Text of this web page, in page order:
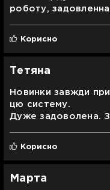
роботу,
Корисно
Тетяна
Новинки завжди
цю систему.
Дуже задоволена.
Корисно
Марта